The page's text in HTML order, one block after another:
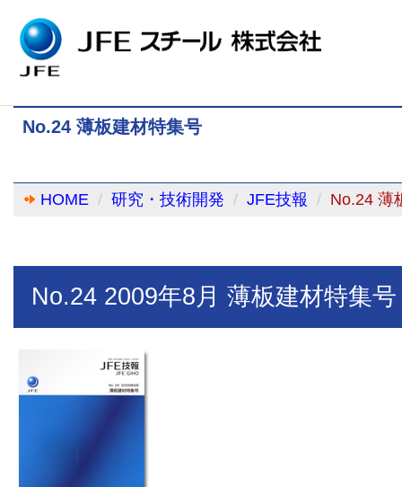
No.24 薄板建材特集号
HOME 研究・技術開発 JFE技報 No.24 薄
No.24 2009年8月 薄板建材特集号